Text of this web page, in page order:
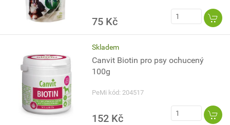
75 Kč
Skladem
Canvit Biotin pro psy ochucený
100g
PeMi kód: 204517
152 Kč